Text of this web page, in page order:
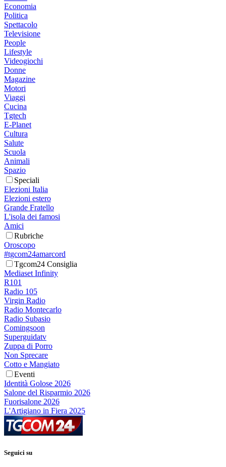
Economia
Politica
Spettacolo
Televisione
People
Lifestyle
Videogiochi
Donne
Magazine
Motori
Viaggi
Cucina
Tgtech
E-Planet
Cultura
Salute
Scuola
Animali
Spazio
Speciali
Elezioni Italia
Elezioni estero
Grande Fratello
L'isola dei famosi
Amici
Rubriche
Oroscopo
#tgcom24amarcord
Tgcom24 Consiglia
Mediaset Infinity
R101
Radio 105
Virgin Radio
Radio Montecarlo
Radio Subasio
Comingsoon
Superguidatv
Zuppa di Porro
Non Sprecare
Cotto e Mangiato
Eventi
Identità Golose 2026
Salone del Risparmio 2026
Fuorisalone 2026
L'Artigiano in Fiera 2025
Seguici su